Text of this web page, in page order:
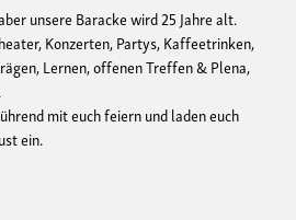
unsere Baracke wird 25 Jahre alt.
Konzerten, Partys, Kaffeetrinken,
Lernen, offenen Treffen & Plena,
mit euch feiern und laden euch
ein.